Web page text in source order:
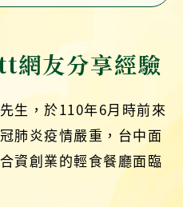
網友分享經驗
生，於110年6月時前來
肺炎疫情嚴重，台中面
資創業的輕食餐廳面臨